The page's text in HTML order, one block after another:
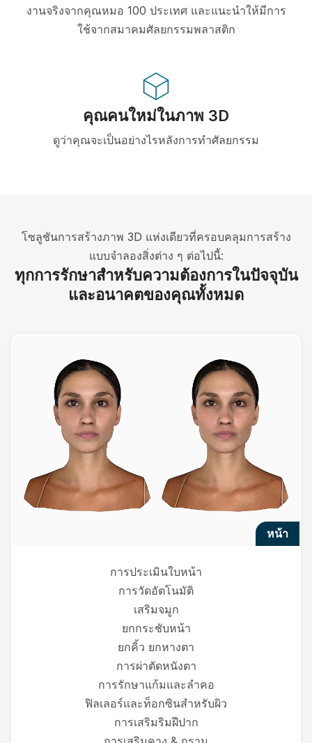
งานจริงจากคุณหมอ 100 ประเทศ และแนะนำให้มีการ
ใช้จากสมาคมศัลยกรรมพลาสติก
คุณคนใหม่ในภาพ 3D
ดูว่าคุณจะเป็นอย่างไรหลังการทำศัลยกรรม
โซลูชันการสร้างภาพ 3D แห่งเดียวที่ครอบคลุมการสร้าง
แบบจำลองสิ่งต่าง ๆ ต่อไปนี้:
ทุกการรักษาสำหรับความต้องการในปัจจุบัน
และอนาคตของคุณทั้งหมด
หน้า
การประเมินใบหน้า
การวัดอัตโนมัติ
เสริมจมูก
ยกกระชับหน้า
ยกคิ้ว ยกหางตา
การผ่าตัดหนังตา
การรักษาแก้มและลำคอ
ฟิลเลอร์และท็อกซินสำหรับผิว
การเสริมริมฝีปาก